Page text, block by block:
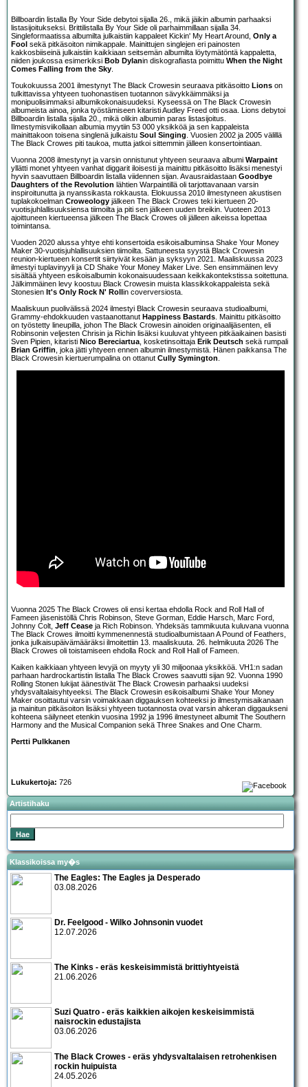
Billboardin listalla By Your Side debytoi sijalla 26., mikä jäikin albumin parhaaksi
listasijoitukseksi. Brittilistalla By Your Side oli parhaimmillaan sijalla 34.
Singleformaatissa albumilta julkaistiin kappaleet Kickin' My Heart Around, Only a
Fool sekä pitkäsoiton nimikappale. Mainittujen singlejen eri painosten
kakkosbiiseinä julkaistiin kaikkiaan seitsemän albumilta löytymätöntä kappaletta,
niiden joukossa esimerkiksi Bob Dylanin diskografiasta poimittu When the Night
Comes Falling from the Sky.
Toukokuussa 2001 ilmestynyt The Black Crowesin seuraava pitkäsoitto Lions on
tulkittavissa yhtyeen tuohonastisen tuotannon sävykkäimmäksi ja
monipuolisimmaksi albumikokonaisuudeksi. Kyseessä on The Black Crowesin
albumeista ainoa, jonka työstämiseen kitaristi Audley Freed otti osaa. Lions debytoi
Billboardin listalla sijalla 20., mikä olikin albumin paras listasijoitus.
Ilmestymisviikollaan albumia myytiin 53 000 yksikköä ja sen kappaleista
mainittakoon toisena singlenä julkaistu Soul Singing. Vuosien 2002 ja 2005 välillä
The Black Crowes piti taukoa, mutta jatkoi sittemmin jälleen konsertointiaan.
Vuonna 2008 ilmestynyt ja varsin onnistunut yhtyeen seuraava albumi Warpaint
yllätti monet yhtyeen vanhat diggarit iloisesti ja mainittu pitkäsoitto lisäksi menestyi
hyvin saavuttaen Billboardin listalla viidennen sijan. Avausraidastaan Goodbye
Daughters of the Revolution lähtien Warpaintillä oli tarjottavanaan varsin
inspiroitunutta ja nyanssikasta rokkausta. Elokuussa 2010 ilmestyneen akustisen
tuplakokoelman Croweology jälkeen The Black Crowes teki kiertueen 20-
vuotisjuhlallisuuksiensa tiimoilta ja piti sen jälkeen uuden breikin. Vuoteen 2013
ajoittuneen kiertueensa jälkeen The Black Crowes oli jälleen aikeissa lopettaa
toimintansa.
Vuoden 2020 alussa yhtye ehti konsertoida esikoisalbuminsa Shake Your Money
Maker 30-vuotisjuhlallisuuksien tiimoilta. Sattuneesta syystä Black Crowesin
reunion-kiertueen konsertit siirtyivät kesään ja syksyyn 2021. Maaliskuussa 2023
ilmestyi tuplavinyyli ja CD Shake Your Money Maker Live. Sen ensimmäinen levy
sisältää yhtyeen esikoisalbumin kokonaisuudessaan keikkakontekstissa soitettuna.
Jälkimmäinen levy koostuu Black Crowesin muista klassikkokappaleista sekä
Stonesien It's Only Rock N' Roll in coverversiosta.
Maaliskuun puolivälissä 2024 ilmestyi Black Crowesin seuraava studioalbumi,
Grammy-ehdokkuuden vastaanottanut Happiness Bastards. Mainittu pitkäsoitto
on työstetty lineupilla, johon The Black Crowesin ainoiden originaalijäsenten, eli
Robinsonin veljesten Chrisin ja Richin lisäksi kuuluvat yhtyeen pitkäaikainen basisti
Sven Pipien, kitaristi Nico Bereciartua, kosketinsoittaja Erik Deutsch sekä rumpali
Brian Griffin, joka jätti yhtyeen ennen albumin ilmestymistä. Hänen paikkansa The
Black Crowesin kiertuerumpalina on ottanut Cully Symington.
Vuonna 2025 The Black Crowes oli ensi kertaa ehdolla Rock and Roll Hall of
Fameen jäsenistöllä Chris Robinson, Steve Gorman, Eddie Harsch, Marc Ford,
Johnny Colt, Jeff Cease ja Rich Robinson. Yhdeksäs tammikuuta kuluvana vuonna
The Black Crowes ilmoitti kymmenennestä studioalbumistaan A Pound of Feathers,
jonka julkaisupäivämääräksi ilmoitettiin 13. maaliskuuta. 26. helmikuuta 2026 The
Black Crowes oli toistamiseen ehdolla Rock and Roll Hall of Fameen.
Kaiken kaikkiaan yhtyeen levyjä on myyty yli 30 miljoonaa yksikköä. VH1:n sadan
parhaan hardrockartistin listalla The Black Crowes saavutti sijan 92. Vuonna 1990
Rolling Stonen lukijat äänestivät The Black Crowesin parhaaksi uudeksi
yhdysvaltalaisyhtyeeksi. The Black Crowesin esikoisalbumi Shake Your Money
Maker osoittautui varsin voimakkaan diggauksen kohteeksi jo ilmestymisaikanaan
ja mainitun pitkäsoiton lisäksi yhtyeen tuotannosta ovat varsin ahkeran diggaukseni
kohteena säilyneet etenkin vuosina 1992 ja 1996 ilmestyneet albumit The Southern
Harmony and the Musical Companion sekä Three Snakes and One Charm.
Pertti Pulkkanen
Lukukertoja: 726
Artistihaku
Klassikoissa my�s
The Eagles: The Eagles ja Desperado
03.08.2026
Dr. Feelgood - Wilko Johnsonin vuodet
12.07.2026
The Kinks - eräs keskeisimmistä brittiyhtyeistä
21.06.2026
Suzi Quatro - eräs kaikkien aikojen keskeisimmistä
naisrockin edustajista
03.06.2026
The Black Crowes - eräs yhdysvaltalaisen retrohenkisen
rockin huipuista
24.05.2026